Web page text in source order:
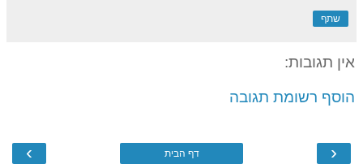
שתף
אין תגובות:
הוסף רשומת תגובה
‹
› דף הבית